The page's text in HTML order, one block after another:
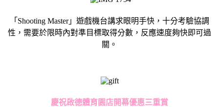
「Shooting Master」遊戲機台講求眼明手快，十分考驗協調
性，需要於限時內對準目標取得分數，反應速度夠快即可過
關。
慶祝啟德體育園店開幕優惠三重賞